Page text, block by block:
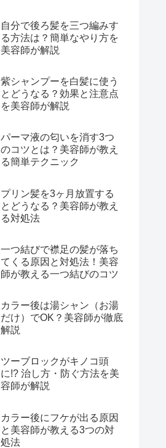
自分で後ろ髪を三つ編みす
る方法は？簡単なやり方を
美容師が解説
紫シャンプーを白髪に使う
とどうなる？効果と注意点
を美容師が解説
パーマ液の匂いを消す3つ
のコツとは？美容師が教え
る簡単テクニック
プリン髪を3ヶ月放置する
とどうなる？美容師が教え
る対処法
一つ結びで襟足の髪が落ち
てくる原因と対処法！美容
師が教える一つ結びのコツ
カラー後は湯シャン（お湯
だけ）でOK？美容師が徹底
解説
ツーブロックがキノコ頭
に!? 治し方・防ぐ方法を美
容師が解説
カラー後にフケが出る原因
と美容師が教える3つの対
処法